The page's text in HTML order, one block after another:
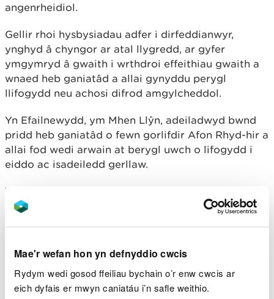
Mae'r wefan hon yn defnyddio cwcis
Rydym wedi gosod ffeiliau bychain o’r enw cwcis ar
eich dyfais er mwyn caniatáu i’n safle weithio.
angenrheidiol.
Gellir rhoi hysbysiadau adfer i dirfeddianwyr,
ynghyd â chyngor ar atal llygredd, ar gyfer
ymgymryd â gwaith i wrthdroi effeithiau gwaith a
wnaed heb ganiatâd a allai gynyddu perygl
llifogydd neu achosi difrod amgylcheddol.
Yn Efailnewydd, ym Mhen Llŷn, adeiladwyd bwnd
pridd heb ganiatâd o fewn gorlifdir Afon Rhyd-hir a
allai fod wedi arwain at berygl uwch o lifogydd i
eiddo ac isadeiledd gerllaw.
Yn dilyn adroddiad, ymwelwyd â’r safle ac
eglurodd y tirfeddianwyr eu bod wedi rhoi
Eglurodd swyddogion CNC y byddai’r bwnd yn atal
dŵr rhag llifo i’r gorlifdir ac yn gwaethygu
problemau erydiad drwy gadw’r dŵr yn y sianel.